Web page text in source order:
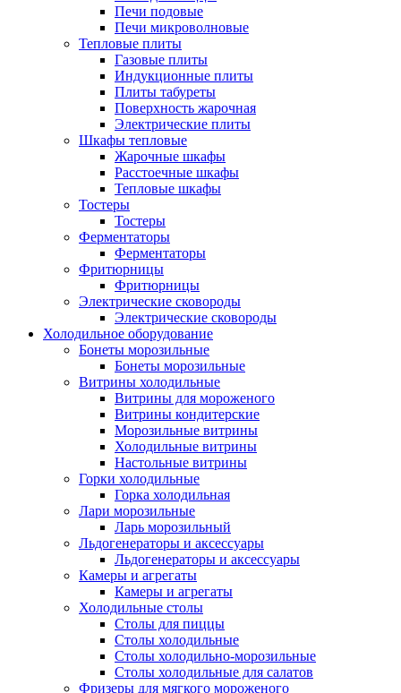
Печи подовые
Печи микроволновые
Тепловые плиты
Газовые плиты
Индукционные плиты
Плиты табуреты
Поверхность жарочная
Электрические плиты
Шкафы тепловые
Жарочные шкафы
Расстоечные шкафы
Тепловые шкафы
Тостеры
Тостеры
Ферментаторы
Ферментаторы
Фритюрницы
Фритюрницы
Электрические сковороды
Электрические сковороды
Холодильное оборудование
Бонеты морозильные
Бонеты морозильные
Витрины холодильные
Витрины для мороженого
Витрины кондитерские
Морозильные витрины
Холодильные витрины
Настольные витрины
Горки холодильные
Горка холодильная
Лари морозильные
Ларь морозильный
Льдогенераторы и аксессуары
Льдогенераторы и аксессуары
Камеры и агрегаты
Камеры и агрегаты
Холодильные столы
Столы для пиццы
Столы холодильные
Столы холодильно-морозильные
Столы холодильные для салатов
Фризеры для мягкого мороженого